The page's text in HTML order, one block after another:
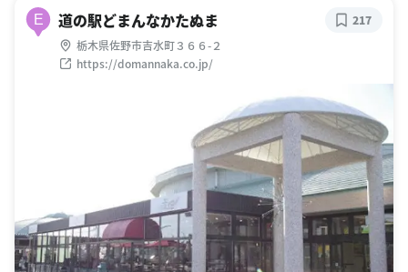
E 道の駅どまんなかたぬま
栃木県佐野市吉水町３６６-２
https://domannaka.co.jp/
217